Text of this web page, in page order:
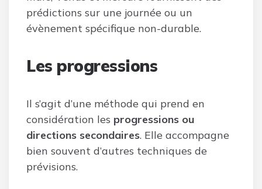
prédictions sur une journée ou un
évènement spécifique non-durable.
Les progressions
Il s’agit d’une méthode qui prend en
considération les progressions ou
directions secondaires. Elle accompagne
bien souvent d’autres techniques de
prévisions.